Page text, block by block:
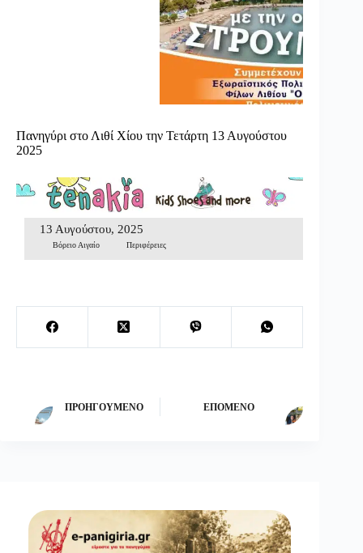
Πανηγύρι στο Λιθί Χίου την Τετάρτη 13 Αυγούστου
2025
13 Αυγούστου, 2025
Βόρειο Αιγαίο Περιφέρειες
ΠΡΟΗΓΟΎΜΕΝΟ ΕΠΌΜΕΝΟ